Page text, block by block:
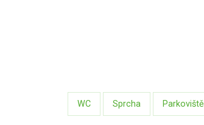
WC Sprcha Parkoviště